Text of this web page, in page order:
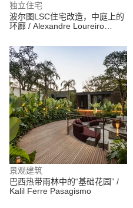
独立住宅
波尔图LSC住宅改造，中庭上的
环廊 / Alexandre Loureiro
景观建筑
巴西热带雨林中的“基础花园” /
Kalil Ferre Pasagismo